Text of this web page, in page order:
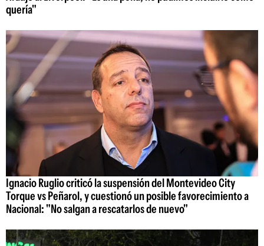
quería"
Ignacio Ruglio criticó la suspensión del Montevideo City
Torque vs Peñarol, y cuestionó un posible favorecimiento a
Nacional: "No salgan a rescatarlos de nuevo"